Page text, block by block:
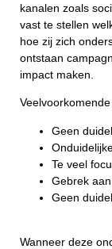
kanalen zoals
vast te stellen
hoe zij zich
ontstaan
impact maken.
Geen
Te veel
Gebrek
Geen
Wanneer deze